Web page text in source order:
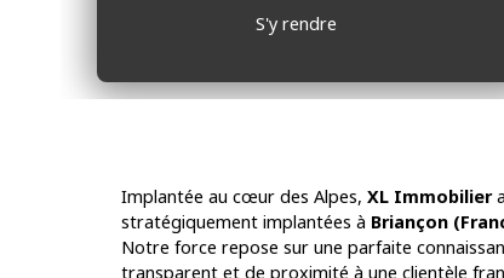
S'y rendre
Implantée au cœur des Alpes, XL Immobilier
stratégiquement implantées à Briançon
Notre force repose sur une parfaite
transparent et de proximité à une clientèle